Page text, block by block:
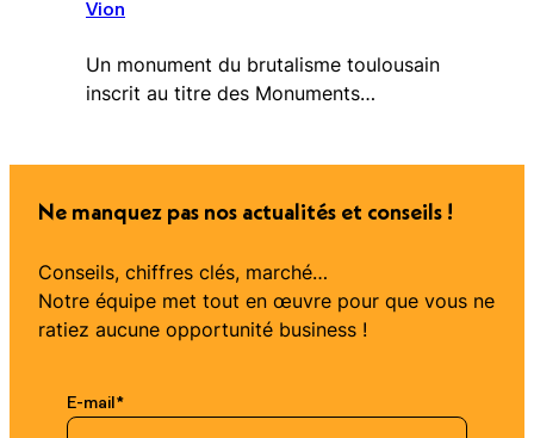
Vion
Un monument du brutalisme toulousain
inscrit au titre des Monuments…
Ne manquez pas nos actualités et conseils !
Conseils, chiffres clés, marché…
Notre équipe met tout en œuvre pour que vous ne
ratiez aucune opportunité business !
E-mail*